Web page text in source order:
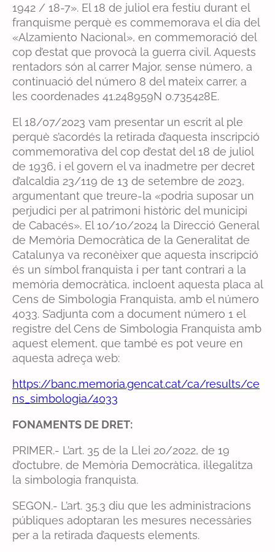
1942 / 18-7». El 18 de juliol era festiu durant el
franquisme perquè es commemorava el dia del
«Alzamiento Nacional», en commemoració del
cop d’estat que provocà la guerra civil. Aquests
rentadors són al carrer Major, sense número, a
continuació del número 8 del mateix carrer, a
les coordenades 41.248959N 0.735428E.
El 18/07/2023 vam presentar un escrit al ple
perquè s’acordés la retirada d’aquesta inscripció
commemorativa del cop d’estat del 18 de juliol
de 1936, i el govern el va inadmetre per decret
d’alcaldia 23/119 de 13 de setembre de 2023,
argumentant que treure-la «podria suposar un
perjudici per al patrimoni històric del municipi
de Cabacés». El 10/10/2024 la Direcció General
de Memòria Democràtica de la Generalitat de
Catalunya va reconèixer que aquesta inscripció
és un símbol franquista i per tant contrari a la
memòria democràtica, incloent aquesta placa al
Cens de Simbologia Franquista, amb el número
4033. S’adjunta com a document número 1 el
registre del Cens de Simbologia Franquista amb
aquest element, que també es pot veure en
aquesta adreça web:
https://banc.memoria.gencat.cat/ca/results/ce
ns_simbologia/4033
FONAMENTS DE DRET:
PRIMER.- L’art. 35 de la Llei 20/2022, de 19
d’octubre, de Memòria Democràtica, il·legalitza
la simbologia franquista.
SEGON.- L’art. 35.3 diu que les administracions
públiques adoptaran les mesures necessàries
per a la retirada d’aquests elements.